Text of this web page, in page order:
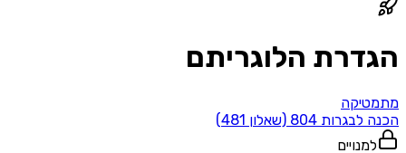
הלוגריתם
804 (שאלון 481)